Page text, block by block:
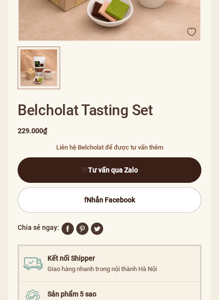
Belcholat Tasting Set
229.000₫
Liên hệ Belcholat để được tư vấn thêm
Tư vấn qua Zalo
fNhắn Facebook
Chia sẻ ngay:
Kết nối Shipper
Giao hàng nhanh trong nội thành Hà Nội
Sản phẩm 5 sao